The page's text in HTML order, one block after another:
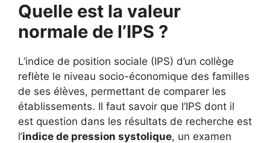
Quelle est la valeur
normale de l’IPS ?
L’indice de position sociale (IPS) d’un collège
reflète le niveau socio-économique des familles
de ses élèves, permettant de comparer les
établissements. Il faut savoir que l’IPS dont il
est question dans les résultats de recherche est
l’indice de pression systolique, un examen